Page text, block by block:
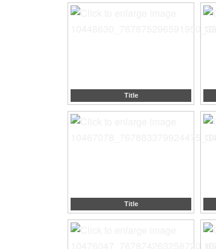
Title
Title